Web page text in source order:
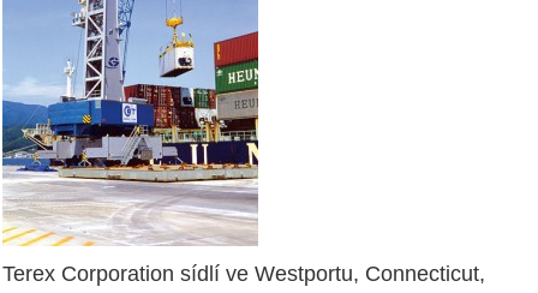
Terex Corporation sídlí ve Westportu, Connecticut,